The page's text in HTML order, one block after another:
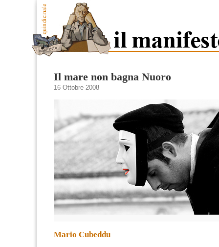
Il mare non bagna Nuoro
16 Ottobre 2008
Mario Cubeddu